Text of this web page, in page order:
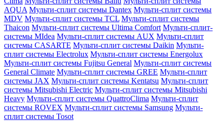
AQUA Мульти-сплит системы Dantex Мульти-сплит системы
MDV Мульти-сплит системы TCL Мульти-сплит системы
Thaicon Мульти-сплит системы Ultima Comfort Мульти-сплит-
системы MIdea Мульти-сплит системы AUX Мульти-сплит
системы CASARTE Мульти-сплит системы Daikin Мульти-
сплит системы Electrolux Мульти-сплит системы Energolux
Мульти-сплит системы Fujitsu General Мульти-сплит системы
General Climate Мульти-сплит системы GREE Мульти-сплит
системы JAX Мульти-сплит системы Kentatsu Мульти-сплит
системы Mitsubishi Electric Мульти-сплит системы Mitsubishi
Heavy Мульти-сплит системы QuattroClima Мульти-сплит
системы ROVEX Мульти-сплит системы Samsung Мульти-
сплит системы Tosot